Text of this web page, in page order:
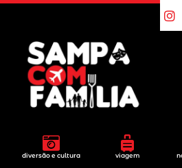
diversão e cultura viagem